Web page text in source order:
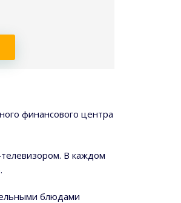
финансового центра
В каждом
блюдами